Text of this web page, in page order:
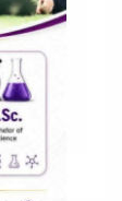
१९ जेष्ठ